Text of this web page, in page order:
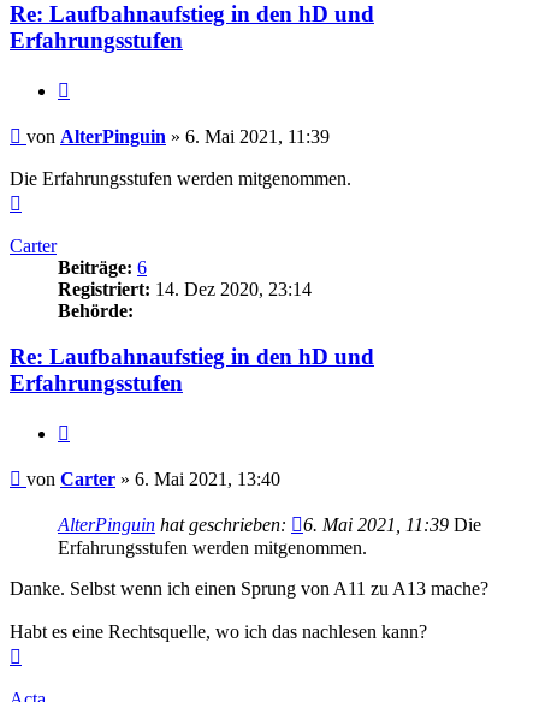
Re: Laufbahnaufstieg in den hD und
Erfahrungsstufen
Beitrag
von AlterPinguin » 6. Mai 2021, 11:39
Die Erfahrungsstufen werden mitgenommen.
Carter
Beiträge: 6
Registriert: 14. Dez 2020, 23:14
Behörde:
Re: Laufbahnaufstieg in den hD und
Erfahrungsstufen
Beitrag
von Carter » 6. Mai 2021, 13:40
AlterPinguin hat geschrieben: 6. Mai 2021, 11:39 Die
Erfahrungsstufen werden mitgenommen.
Danke. Selbst wenn ich einen Sprung von A11 zu A13 mache?
Habt es eine Rechtsquelle, wo ich das nachlesen kann?